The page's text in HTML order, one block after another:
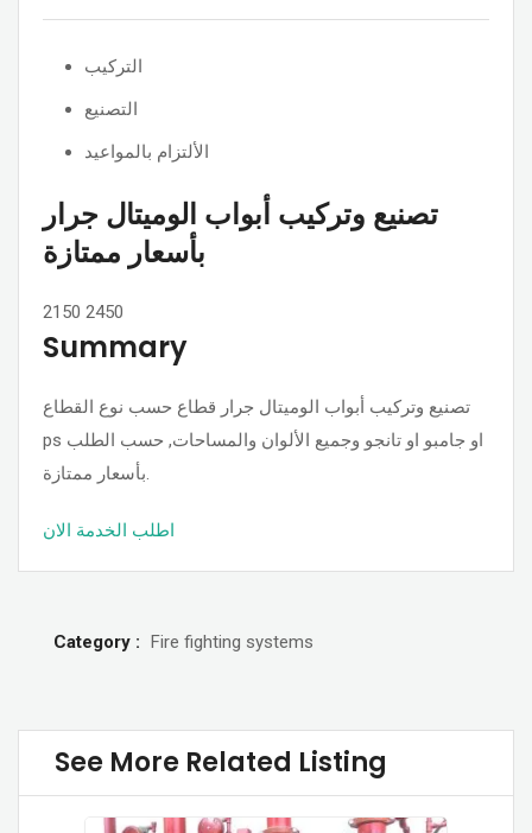
التركيب
التصنيع
الألتزام بالمواعيد
تصنيع وتركيب أبواب الوميتال جرار
بأسعار ممتازة
2150 2450
Summary
تصنيع وتركيب أبواب الوميتال جرار قطاع حسب نوع القطاع
ps او جامبو او تانجو وجميع الألوان والمساحات, حسب الطلب
بأسعار ممتازة.
اطلب الخدمة الان
Category : Fire fighting systems
See More Related Listing